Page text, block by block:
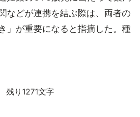
などが連携を結ぶ際は、両者の
」が重要になると指摘した。種
残り1271文字